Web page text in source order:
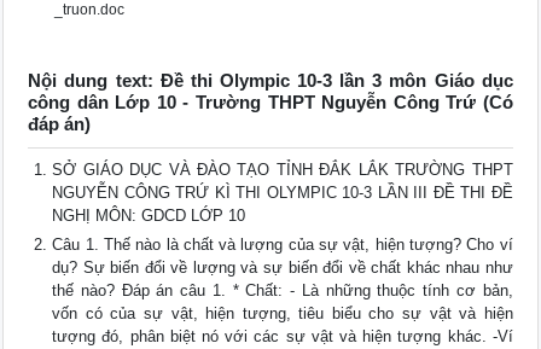
_truon.doc
Nội dung text: Đề thi Olympic 10-3 lần 3 môn Giáo dục
công dân Lớp 10 - Trường THPT Nguyễn Công Trứ (Có
đáp án)
SỞ GIÁO DỤC VÀ ĐÀO TẠO TỈNH ĐẮK LẮK TRƯỜNG THPT
NGUYỄN CÔNG TRỨ KÌ THI OLYMPIC 10-3 LẦN III ĐỀ THI ĐỀ
NGHỊ MÔN: GDCD LỚP 10
Câu 1. Thế nào là chất và lượng của sự vật, hiện tượng? Cho ví
dụ? Sự biến đổi về lượng và sự biến đổi về chất khác nhau như
thế nào? Đáp án câu 1. * Chất: - Là những thuộc tính cơ bản,
vốn có của sự vật, hiện tượng, tiêu biểu cho sự vật và hiện
tượng đó, phân biệt nó với các sự vật và hiện tượng khác. -Ví